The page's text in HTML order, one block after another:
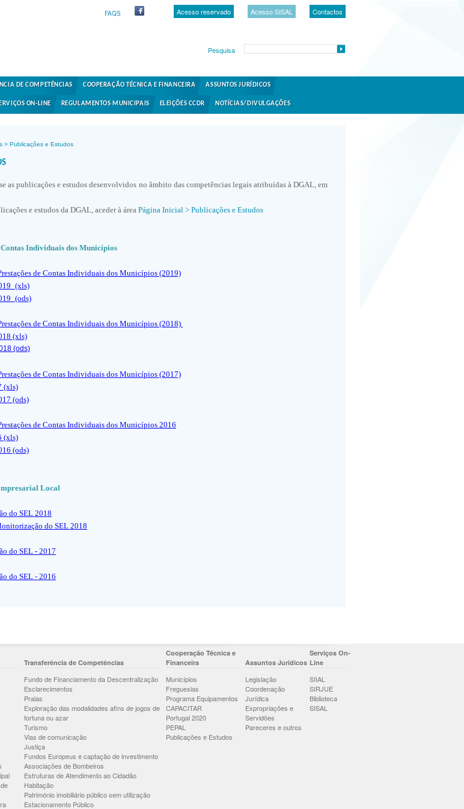
Acesso reservado Acesso SISAL Contactos
FAQS
Pesquisa
DE COMPETÊNCIAS COOPERAÇÃO TÉCNICA E FINANCEIRA ASSUNTOS JURÍDICOS
ON-LINE REGULAMENTOS MUNICIPAIS ELEIÇÕES CCDR NOTÍCIAS/DIVULGAÇÕES
> Publicações e Estudos
as publicações e estudos desenvolvidos no âmbito das competências legais atribuídas à DGAL, em
e estudos da DGAL, aceder à área Página Inicial > Publicações e Estudos
Contas Individuais dos Municípios
de Contas Individuais dos Municípios (2019)
de Contas Individuais dos Municípios (2018)
(xls)
(ods)
de Contas Individuais dos Municípios (2017)
(xls)
(ods)
de Contas Individuais dos Municípios 2016
(xls)
(ods)
Local
do SEL 2018
do SEL 2018
do SEL - 2017
do SEL - 2016
Transferência de Competências
Fundo de Financiamento da Descentralização
Esclarecimentos
Praias
Exploração das modalidades afins de jogos de
fortuna ou azar
Turismo
Vias de comunicação
Justiça
Fundos Europeus e captação de investimento
Associações de Bombeiros
Estruturas de Atendimento ao Cidadão
Habitação
Património imobiliário público sem utilização
Estacionamento Público
Cooperação Técnica e
Financeira
Municípios
Freguesias
Programa Equipamentos
CAPACITAR
Portugal 2020
PEPAL
Publicações e Estudos
Assuntos Jurídicos
Legislação
Coordenação
Jurídica
Expropriações e
Servidões
Pareceres e outros
Serviços On-
Line
SIIAL
SIRJUE
Biblioteca
SISAL